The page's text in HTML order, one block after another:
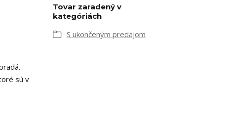
sú v
Tovar zaradený v
kategóriách
S ukončeným predajom